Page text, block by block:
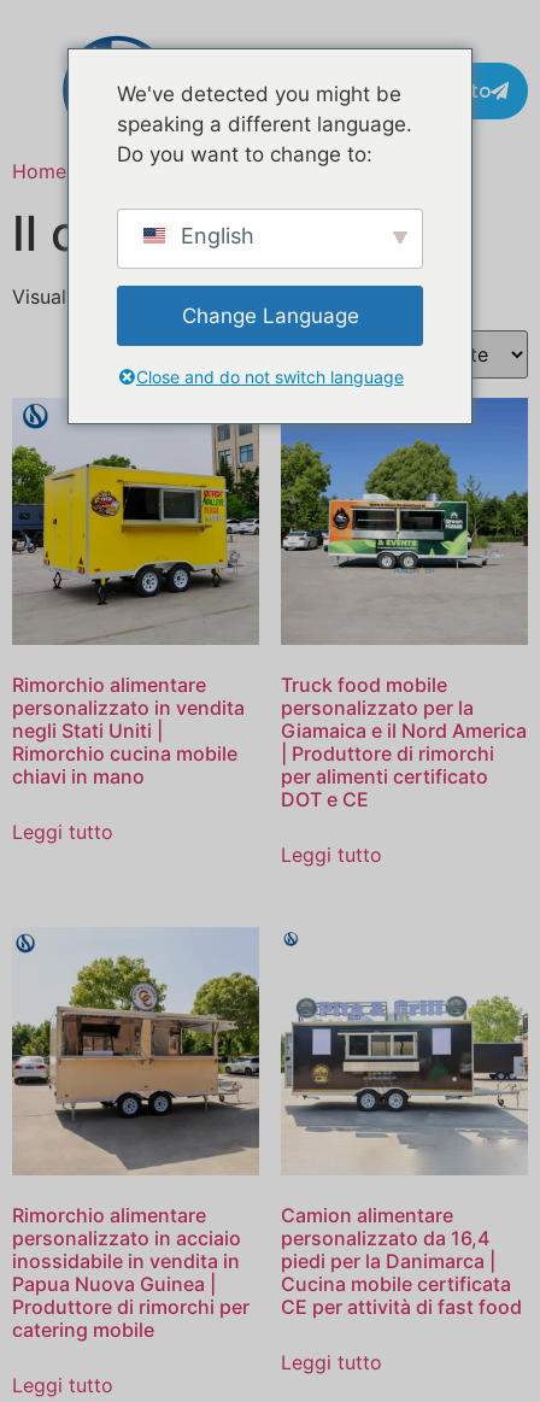
Contatto
Home / Prodotti taggati “Coffee truck”
Il camion del caffè
Visualizzazione di 1-16 di 40 risultati
Rimorchio alimentare
personalizzato in vendita
negli Stati Uniti |
Rimorchio cucina mobile
chiavi in ​​mano
Leggi tutto
Truck food mobile
personalizzato per la
Giamaica e il Nord America
| Produttore di rimorchi
per alimenti certificato
DOT e CE
Leggi tutto
Rimorchio alimentare
personalizzato in acciaio
inossidabile in vendita in
Papua Nuova Guinea |
Produttore di rimorchi per
catering mobile
Leggi tutto
Camion alimentare
personalizzato da 16,4
piedi per la Danimarca |
Cucina mobile certificata
CE per attività di fast food
Leggi tutto
We've detected you might be
speaking a different language.
Do you want to change to:
English
Change Language
Close and do not switch language